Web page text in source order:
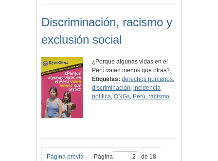
Discriminación, racismo y
exclusión social
¿Porqué algunas vidas en el
Perú valen menos que otras?
Etiquetas: derechos humanos,
discriminación,incidencia
política,ONGs, Perú,racismo
Página previa Página de 18